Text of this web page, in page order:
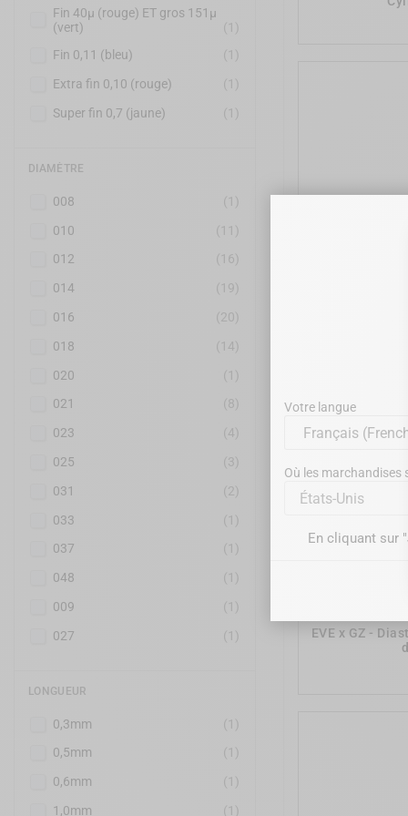
Fin 40µ (rouge) ET gros 151µ
(vert)
(1)
Fin 0,11 (bleu)
(1)
Extra fin 0,10 (rouge)
(1)
Super fin 0,7 (jaune)
(1)
DIAMÈTRE
008
(1)
010
(11)
012
(16)
014
(19)
016
(20)
018
(14)
020
(1)
021
(8)
023
(4)
025
(3)
031
(2)
033
(1)
037
(1)
048
(1)
009
(1)
027
(1)
LONGUEUR
0,3mm
(1)
0,5mm
(1)
0,6mm
(1)
1,0mm
(1)
GZ Fraise
EVE x GZ -
Votre langue
Où les marchandises
États-Unis
En cliquant sur